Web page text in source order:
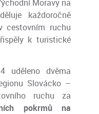
Moravy na
každoročně
cestovním ruchu
k turistické
uděleno dvěma
Slovácko –
ruchu za
pokrmů na